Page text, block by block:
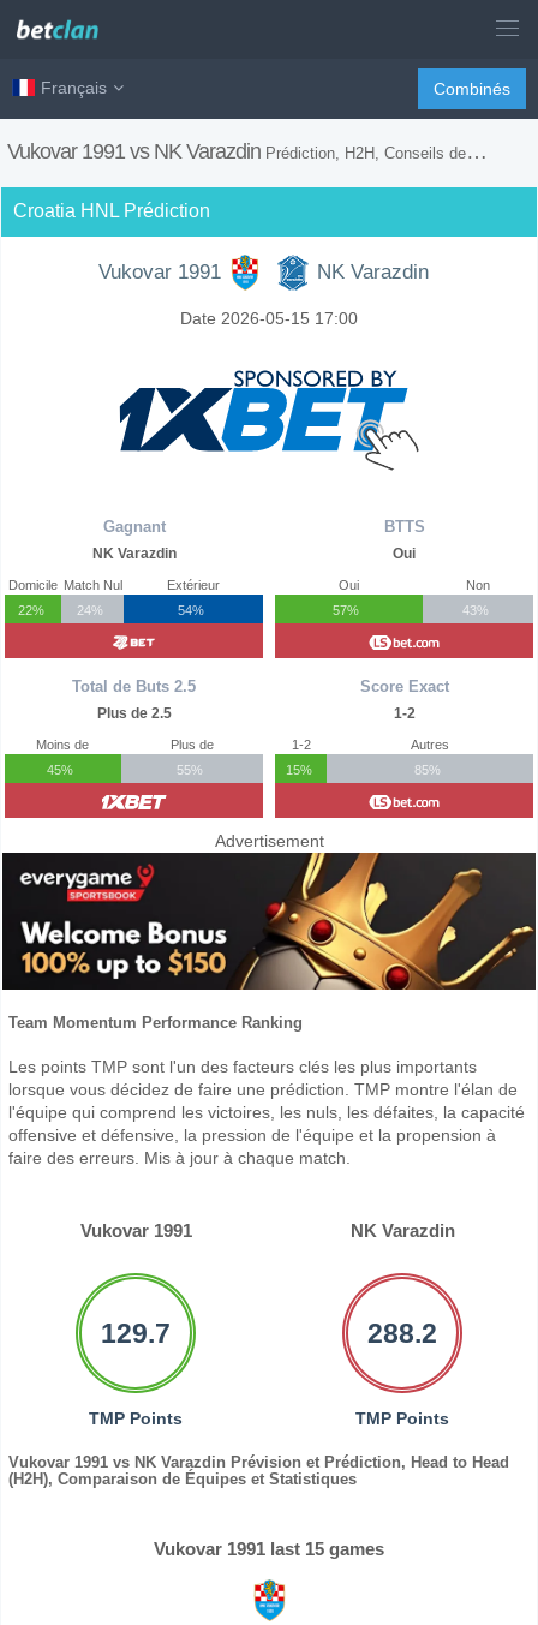
Français Combinés
Vukovar 1991 vs NK Varazdin Prédiction, H2H, Conseils de Paris et Prévision du Match
Croatia HNL Prédiction
Vukovar 1991 NK Varazdin
Date 2026-05-15 17:00
Gagnant
NK Varazdin
Domicile
22%
Match Nul
24%
Extérieur
54%
Total de Buts 2.5
Plus de 2.5
Moins de
45%
Plus de
55%
BTTS
Oui
Oui
57%
Non
43%
Score Exact
1-2
1-2
15%
Autres
85%
Advertisement
Team Momentum Performance Ranking
Les points TMP sont l'un des facteurs clés les plus importants
lorsque vous décidez de faire une prédiction. TMP montre l'élan de
l'équipe qui comprend les victoires, les nuls, les défaites, la capacité
offensive et défensive, la pression de l'équipe et la propension à
faire des erreurs. Mis à jour à chaque match.
Vukovar 1991 NK Varazdin
129.7
TMP Points
288.2
TMP Points
Vukovar 1991 vs NK Varazdin Prévision et Prédiction, Head to Head
(H2H), Comparaison de Équipes et Statistiques
Vukovar 1991 last 15 games